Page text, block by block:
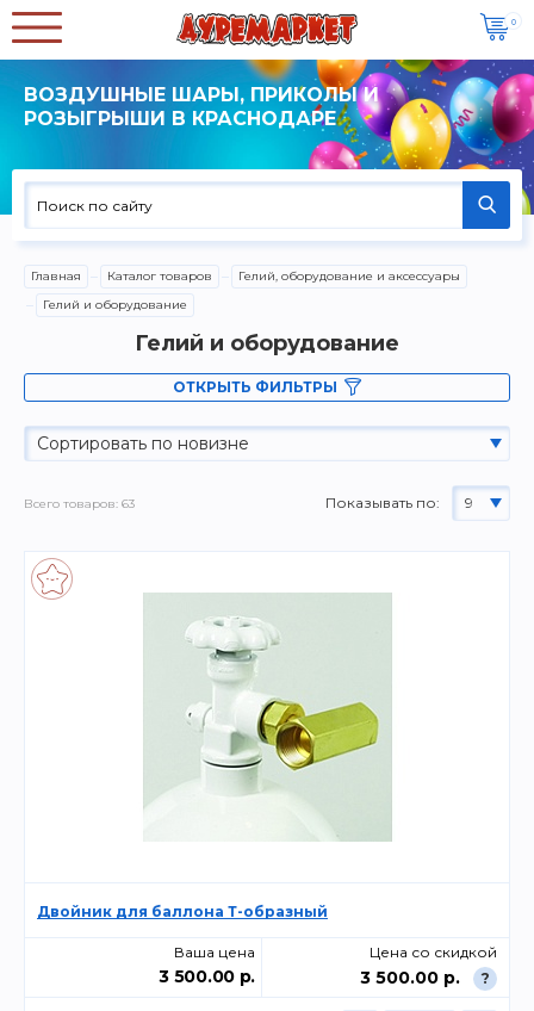
0
ВОЗДУШНЫЕ ШАРЫ, ПРИКОЛЫ И
РОЗЫГРЫШИ В КРАСНОДАРЕ
Главная Каталог товаров
Гелий, оборудование и аксессуары
Гелий и оборудование
Гелий и оборудование
ОТКРЫТЬ ФИЛЬТРЫ
Сортировать по новизне
Всего товаров: 63 Показывать по: 9
Двойник для баллона Т-образный
Ваша цена
3 500.00 р.
Цена со скидкой
3 500.00 р. ?